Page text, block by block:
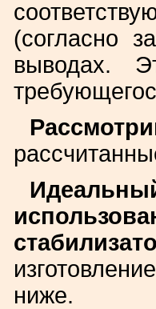
(согласно
выводах.
ниже.